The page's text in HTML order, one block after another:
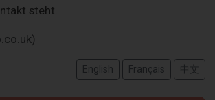
steht.
English Français 中文